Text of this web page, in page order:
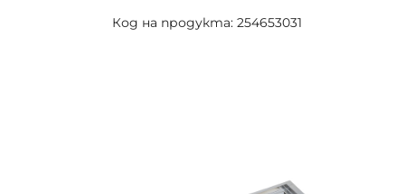
Код на продукта: 254653031